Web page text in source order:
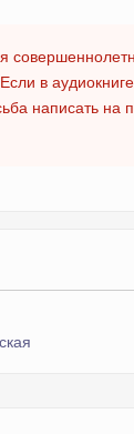
Если в
написать на